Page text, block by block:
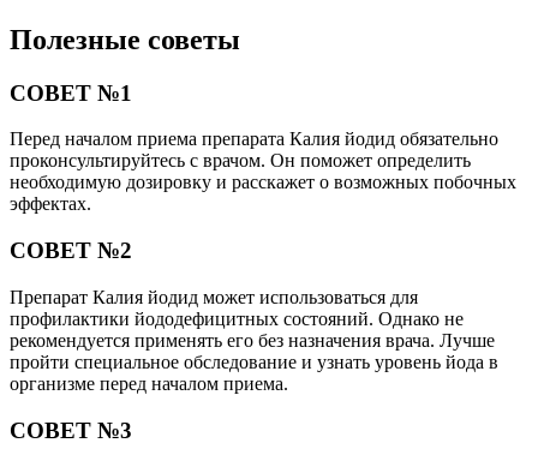
Полезные советы
СОВЕТ №1
Перед началом приема препарата Калия йодид обязательно
проконсультируйтесь с врачом. Он поможет определить
необходимую дозировку и расскажет о возможных побочных
эффектах.
СОВЕТ №2
Препарат Калия йодид может использоваться для
профилактики йододефицитных состояний. Однако не
рекомендуется применять его без назначения врача. Лучше
пройти специальное обследование и узнать уровень йода в
организме перед началом приема.
СОВЕТ №3